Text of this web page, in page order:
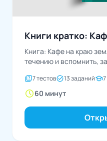
Книги кратко:
Книга: Кафе на краю
течению и вспомнить,
quiz7 тестовtask_alt13 заданийschool
schedule60 минут